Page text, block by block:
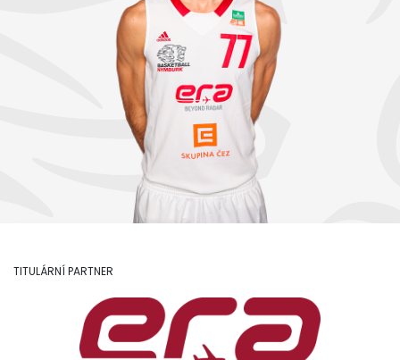
TITULÁRNÍ PARTNER